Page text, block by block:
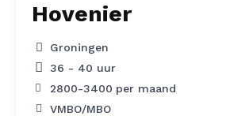
Hovenier
Groningen
36 - 40 uur
2800-3400 per maand
VMBO/MBO